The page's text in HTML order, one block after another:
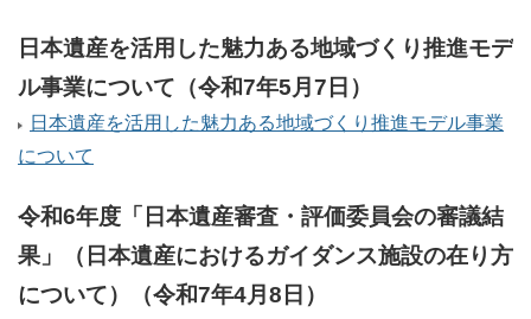
日本遺産を活用した魅力ある地域づくり推進モデ
ル事業について（令和7年5月7日）
日本遺産を活用した魅力ある地域づくり推進モデル事業
について
令和6年度「日本遺産審査・評価委員会の審議結
果」（日本遺産におけるガイダンス施設の在り方
について）（令和7年4月8日）